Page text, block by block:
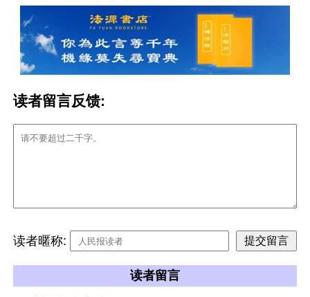
读者留言反馈:
读者暱称:
读者留言